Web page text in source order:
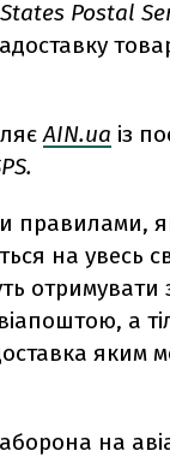
Postal
AIN.ua із
правилами,
на увесь
отримувати
а
яким
на